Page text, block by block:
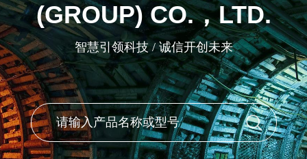
(GROUP) CO.，LTD.
智慧引领科技 / 诚信开创未来